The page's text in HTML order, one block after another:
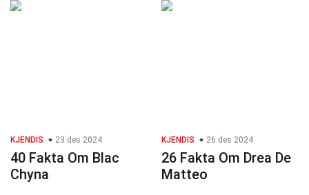
KJENDIS 23 des 2024
40 Fakta Om Blac
Chyna
KJENDIS 26 des 2024
26 Fakta Om Drea De
Matteo